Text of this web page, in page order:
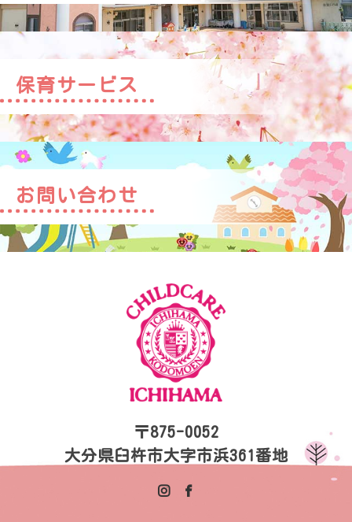
保育サービス
お問い合わせ
〒875-0052
大分県臼杵市大字市浜361番地